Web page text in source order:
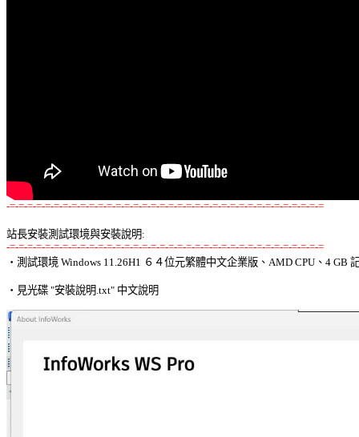
-=-=-=-=-=-=-=-=-=-=-=-=-=-=-=-=-=-=-=-=-=-=-=-=-=-=-=-=-=-=-=-=-=-=-=-=
站長安裝測試環境與安裝說明:
-=-=-=-=-=-=-=-=-=-=-=-=-=-=-=-=-=-=-=-=-=-=-=-=-=-=-=-=-=-=-=-=-=-=-=-=
‧測試環境 Windows 11.26H1 ６４位元繁體中文企業版、AMD CPU、4 GB
‧見光碟 "安裝說明.txt" 中文說明